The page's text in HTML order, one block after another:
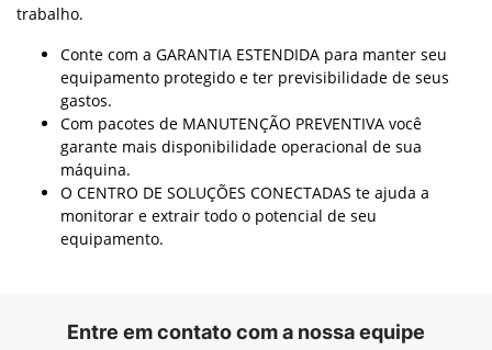
Garantia
Nossa garantia assegura a qualidade e confiabilidade dos
produtos John Deere. Com cobertura abrangente, oferecemos
tranquilidade para que você possa focar no que realmente
importa: seu trabalho no campo.
Nós valorizamos a segurança e a satisfação dos nossos
clientes, apreciando verdadeiramente seu negócio no
passado e trabalhando para aumentá-lo no futuro.
Reconhecemos também sua necessidade de tomar as
decisões corretas de negócio para sua operação.
níveis superiores de suporte nos produtos projetados e